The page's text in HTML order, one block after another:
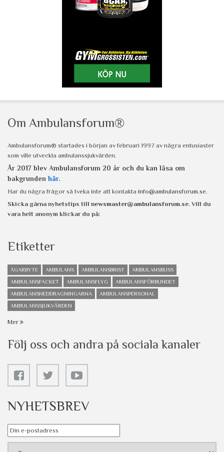
Om Ambulansforum®
Ambulansforum® startades i början av februari 1997 av några entusiaster
som ville utveckla ambulanssjukvården.
År 2017 blev Ambulansforum 20 år och du kan läsa om
bakgrunden här.
Har du några frågor så tveka inte att kontakta info@ambulansforum.se.
Skicka gärna nyhetstips till newsmaster@ambulansforum.se. Vill du
vara helt anonym klickar du på:
Etiketter
ÄGARBYTE AMBULANS AMBULANSBRIST
AMBULANSBUSS
AMBULANSFACKET
AMBULANSFLYG
AMBULANSFÖRBUNDET
AMBULANSNEDDRAGNINGARNA
AMBULANSPERSONAL
AMBULANSSJUKVÅRDEN
Mer
Följ oss och andra på sociala kanaler
NYHETSBREV